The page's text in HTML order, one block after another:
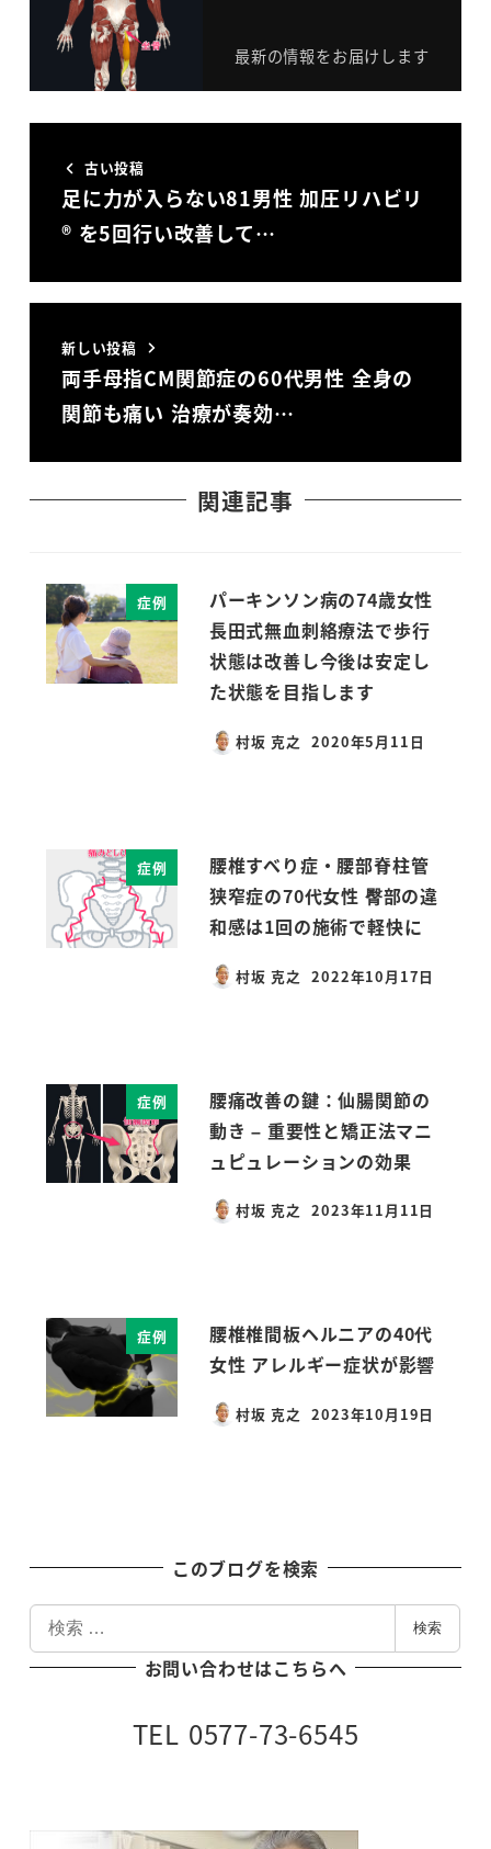
最新の情報をお届けします
古い投稿
足に力が入らない81男性 加圧リハビリ
® を5回行い改善して…
新しい投稿
両手母指CM関節症の60代男性 全身の
関節も痛い 治療が奏効…
関連記事
症例
パーキンソン病の74歳女性
長田式無血刺絡療法で歩行
状態は改善し今後は安定し
た状態を目指します
村坂 克之
投稿日
2020年5月11日
症例
腰椎すべり症・腰部脊柱管
狭窄症の70代女性 臀部の違
和感は1回の施術で軽快に
村坂 克之
投稿日
2022年10月17日
症例
腰痛改善の鍵：仙腸関節の
動き – 重要性と矯正法マニ
ュピュレーションの効果
村坂 克之
投稿日
2023年11月11日
症例
腰椎椎間板ヘルニアの40代
女性 アレルギー症状が影響
村坂 克之
投稿日
2023年10月19日
このブログを検索
検
索
検索
お問い合わせはこちらへ
TEL 0577-73-6545